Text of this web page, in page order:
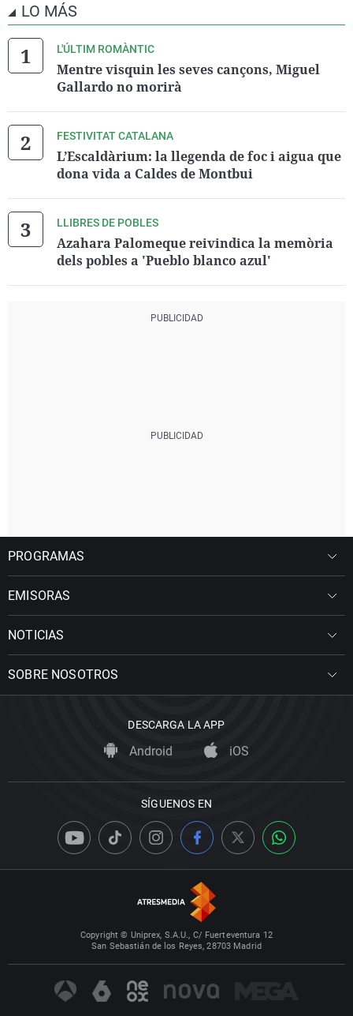
LO MÁS
L'ÚLTIM ROMÀNTIC
Mentre visquin les seves cançons, Miguel
Gallardo no morirà
FESTIVITAT CATALANA
L’Escaldàrium: la llegenda de foc i aigua que
dona vida a Caldes de Montbui
LLIBRES DE POBLES
Azahara Palomeque reivindica la memòria
dels pobles a 'Pueblo blanco azul'
PROGRAMAS
EMISORAS
NOTICIAS
SOBRE NOSOTROS
DESCARGA LA APP
Android iOS
SÍGUENOS EN
Copyright © Uniprex, S.A.U., C/ Fuerteventura 12
San Sebastián de los Reyes, 28703 Madrid